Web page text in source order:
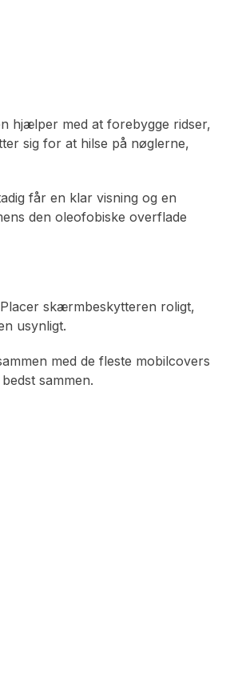
hjælper med at forebygge ridser,
sig for at hilse på nøglerne,
får en klar visning og en
den oleofobiske overflade
skærmbeskytteren roligt,
usynligt.
med de fleste mobilcovers
sammen.